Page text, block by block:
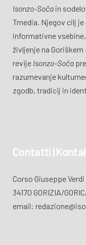
Isonzo-Soča in
Tmedia. Njegov cilj
informativne
življenje na
revije Isonzo-Soča
razumevanje
zgodb, tradicij in
Contatti |
Corso Giuseppe Verdi
34170 GORIZIA/
email: